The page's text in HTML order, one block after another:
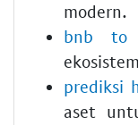
modern.
bnb to
prediksi
aset